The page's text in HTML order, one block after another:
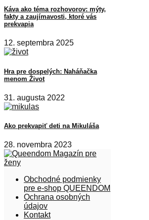
Káva ako téma rozhovorov: mýty,
fakty a zaujímavosti, ktoré vás
prekvapia
12. septembra 2025
Hra pre dospelých: Naháňačka
menom Život
31. augusta 2022
Ako prekvapiť deti na Mikuláša
28. novembra 2023
Obchodné podmienky
pre e-shop QUEENDOM
Ochrana osobných
údajov
Kontakt